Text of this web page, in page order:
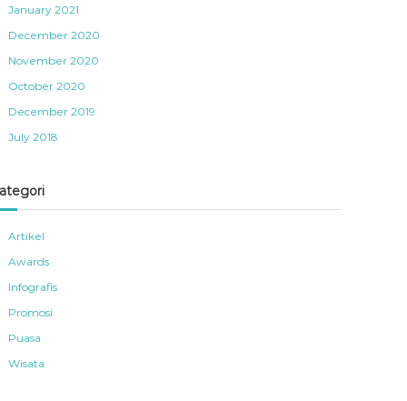
January 2021
December 2020
November 2020
October 2020
December 2019
July 2018
Artikel
Awards
Infografis
Promosi
Puasa
Wisata